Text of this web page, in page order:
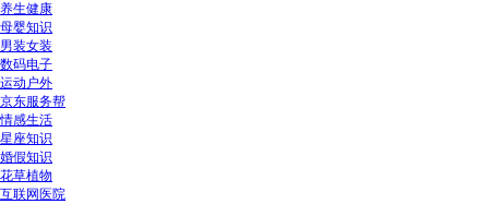
养生健康
母婴知识
男装女装
数码电子
运动户外
京东服务帮
情感生活
星座知识
婚假知识
花草植物
互联网医院